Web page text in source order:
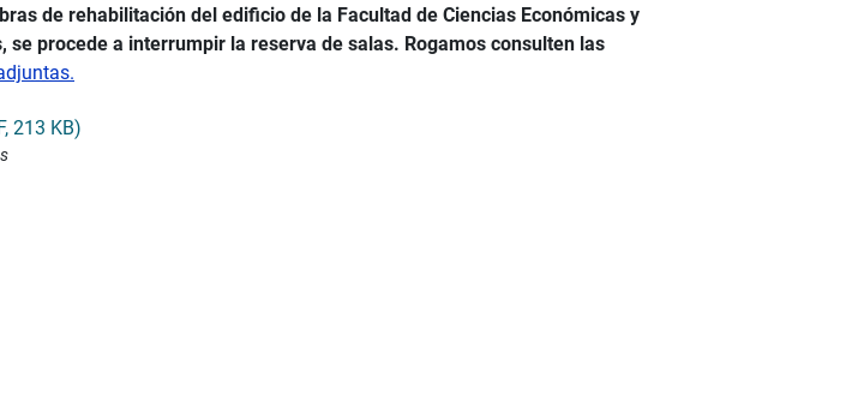
de rehabilitación del edificio de la Facultad de Ciencias Económicas y
se procede a interrumpir la reserva de salas. Rogamos consulten las
213 KB)